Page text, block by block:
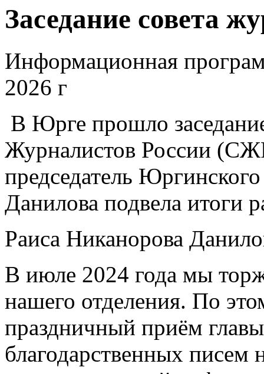
Заседание совета
Информационная
2026 г
В Юрге прошло
Журналистов России
председатель
Данилова подвела итоги
Раиса Никанорова
В июле 2024 года мы
нашего отделения. По
праздничный приём
благодарственных